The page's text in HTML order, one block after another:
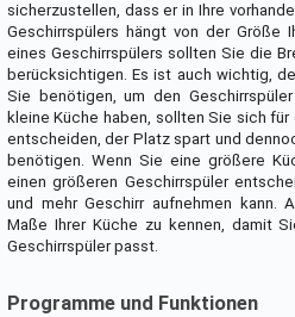
sicherzustellen, dass er in Ihre
Geschirrspülers hängt von der Größe
eines Geschirrspülers sollten Sie die
berücksichtigen. Es ist auch wichtig,
Sie benötigen, um den
kleine Küche haben, sollten Sie sich
entscheiden, der Platz spart und
benötigen. Wenn Sie eine größere
einen größeren Geschirrspüler
und mehr Geschirr aufnehmen kann.
Maße Ihrer Küche zu kennen, damit
Geschirrspüler passt.
Programme und Funktionen